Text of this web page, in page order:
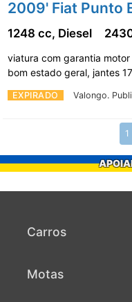
2009' Fiat Punto
EXPIRADO Valongo.
1248 cc, Diesel
viatura com garantia
bom estado geral, jantes
1
Carros
Motas